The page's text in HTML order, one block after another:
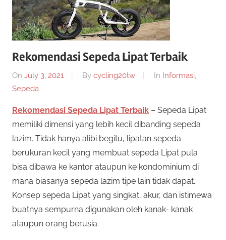
twenty20
cycling
Rekomendasi Sepeda Lipat Terbaik
On July 3, 2021 By cycling20tw In Informasi,
Sepeda
Rekomendasi Sepeda Lipat Terbaik – Sepeda Lipat
memiliki dimensi yang lebih kecil dibanding sepeda
lazim. Tidak hanya alibi begitu, lipatan sepeda
berukuran kecil yang membuat sepeda Lipat pula
bisa dibawa ke kantor ataupun ke kondominium di
mana biasanya sepeda lazim tipe lain tidak dapat.
Konsep sepeda Lipat yang singkat, akur, dan istimewa
buatnya sempurna digunakan oleh kanak- kanak
ataupun orang berusia.